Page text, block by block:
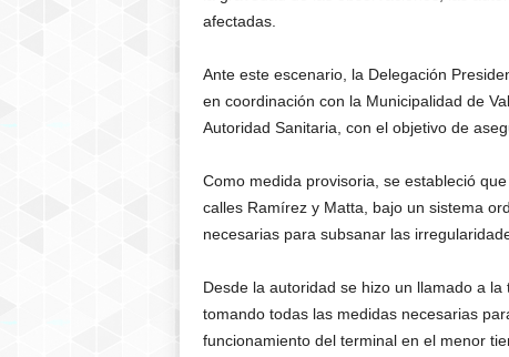
afectadas.
Ante este escenario, la Delegación
en coordinación con la Municipalidad de
Autoridad Sanitaria, con el objetivo de
Como medida provisoria, se estableció
calles Ramírez y Matta, bajo un sistema
necesarias para subsanar las
Desde la autoridad se hizo un llamado a
tomando todas las medidas necesarias
funcionamiento del terminal en el menor